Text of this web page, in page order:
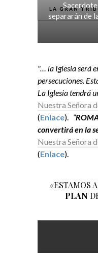
LA GRAN
separarán de
"… la Iglesia será
persecuciones.
La Iglesia tendrá
Nuestra Señora
(Enlace). “
convertirá en la
Nuestra Señora
(Enlace).
«ESTAMOS
PLAN